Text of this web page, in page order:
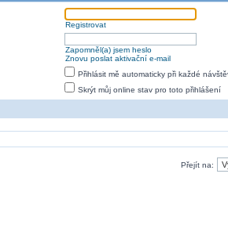
Registrovat
Zapomněl(a) jsem heslo
Znovu poslat aktivační e-mail
Přihlásit mě automaticky při každé
Skrýt můj online stav pro toto přihlášení
Přejít na: